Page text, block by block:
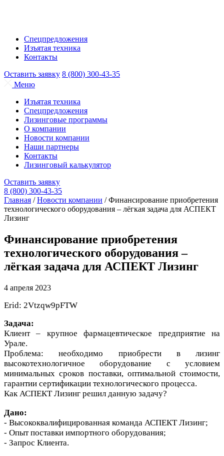
Спецпредложения
Изъятая техника
Контакты
Оставить заявку 8 (800) 300-43-35
Меню
Изъятая техника
Спецпредложения
Лизинговые программы
О компании
Новости компании
Наши партнеры
Контакты
Лизинговый калькулятор
Оставить заявку
8 (800) 300-43-35
Главная /Новости компании /Финансирование приобретения
технологического оборудования – лёгкая задача для АСПЕКТ
Лизинг
Финансирование приобретения
технологического оборудования –
лёгкая задача для АСПЕКТ Лизинг
4 апреля 2023
Erid: 2Vtzqw9pFTW
Задача:
Клиент – крупное фармацевтическое предприятие на
Урале.
Проблема: необходимо приобрести в лизинг
высокотехнологичное оборудование с условием
минимальных сроков поставки, оптимальной стоимости,
гарантии сертификации технологического процесса.
Как АСПЕКТ Лизинг решил данную задачу?
Дано:
- Высококвалифицированная команда АСПЕКТ Лизинг;
- Опыт поставки импортного оборудования;
- Запрос Клиента.